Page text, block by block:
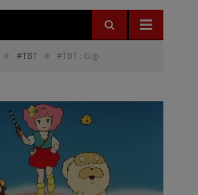
» #TBT » #TBT : Gigi